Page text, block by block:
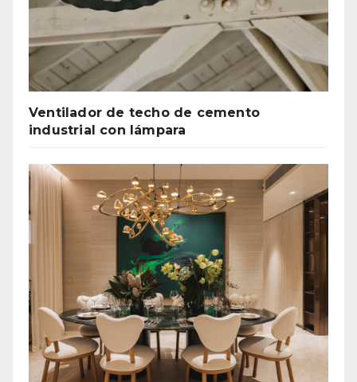
Ventilador de techo de cemento
industrial con lámpara